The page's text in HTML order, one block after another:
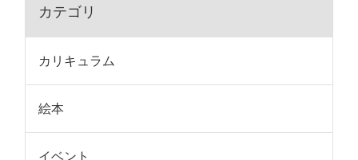
カテゴリ
カリキュラム
絵本
イベント